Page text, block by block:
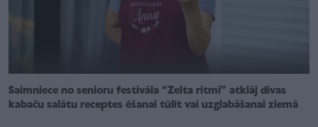
Saimniece no senioru festivāla “Zelta ritmi” atklāj divas
kabaču salātu receptes ēšanai tūlīt vai uzglabāšanai ziemā